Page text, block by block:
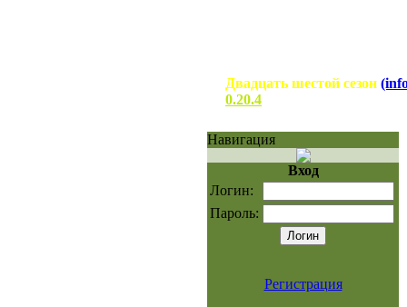
Двадцать шестой сезон
0.20.4
Навигация
Вход
Логин:
Пароль:
Регистрация